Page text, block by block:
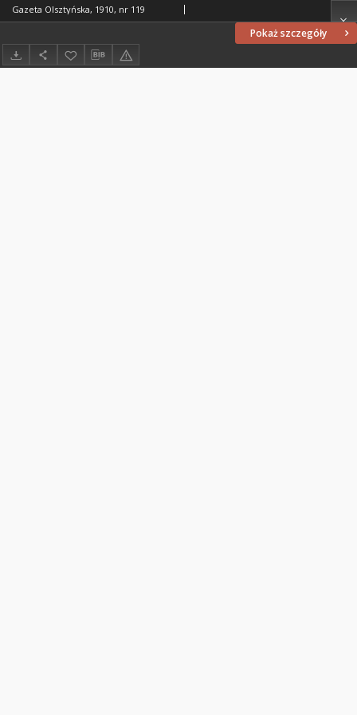
Pokaż szczegóły
Gazeta Olsztyńska, 1910, nr 119